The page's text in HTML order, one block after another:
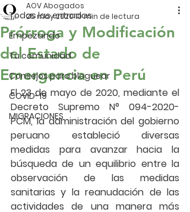
Todas las entradas
Empezando
Tu comunidad
Consejos para bloguear
COVID-19
MIGRACIONES
Prórroga y Modificación
del Estado de
Emergencia en Perú
AOV Abogados
25 may 202010 min de lectura
Decreto Supremo N° 094-2020-
PCM, la administración del gobierno
peruano estableció diversas
medidas para avanzar hacia la
búsqueda de un equilibrio entre la
observación de las medidas
sanitarias y la reanudación de las
actividades de una manera más